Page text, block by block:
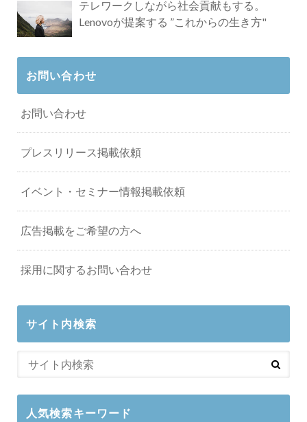
テレワークしながら社会貢献もする。
Lenovoが提案する ”これからの生き方"
お問い合わせ
お問い合わせ
プレスリリース掲載依頼
イベント・セミナー情報掲載依頼
広告掲載をご希望の方へ
採用に関するお問い合わせ
サイト内検索
人気検索キーワード